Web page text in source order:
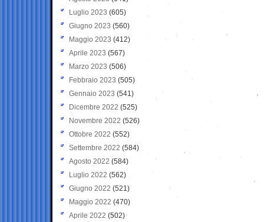
Luglio 2023 (605)
Giugno 2023 (560)
Maggio 2023 (412)
Aprile 2023 (567)
Marzo 2023 (506)
Febbraio 2023 (505)
Gennaio 2023 (541)
Dicembre 2022 (525)
Novembre 2022 (526)
Ottobre 2022 (552)
Settembre 2022 (584)
Agosto 2022 (584)
Luglio 2022 (562)
Giugno 2022 (521)
Maggio 2022 (470)
Aprile 2022 (502)